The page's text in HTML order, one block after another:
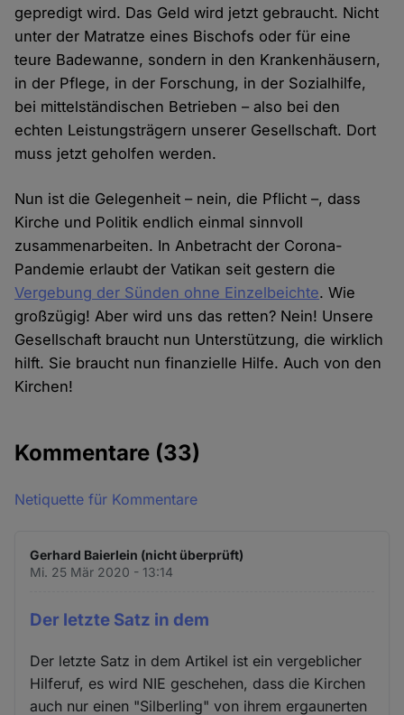
gepredigt wird. Das Geld wird jetzt gebraucht. Nicht
unter der Matratze eines Bischofs oder für eine
teure Badewanne, sondern in den Krankenhäusern,
in der Pflege, in der Forschung, in der Sozialhilfe,
bei mittelständischen Betrieben – also bei den
echten Leistungsträgern unserer Gesellschaft. Dort
muss jetzt geholfen werden.
Nun ist die Gelegenheit – nein, die Pflicht –, dass
Kirche und Politik endlich einmal sinnvoll
zusammenarbeiten. In Anbetracht der Corona-
Pandemie erlaubt der Vatikan seit gestern die
Vergebung der Sünden ohne Einzelbeichte. Wie
großzügig! Aber wird uns das retten? Nein! Unsere
Gesellschaft braucht nun Unterstützung, die wirklich
hilft. Sie braucht nun finanzielle Hilfe. Auch von den
Kirchen!
Kommentare (33)
Netiquette für Kommentare
Gerhard Baierlein (nicht überprüft)
Mi. 25 Mär 2020 - 13:14
Der letzte Satz in dem
Der letzte Satz in dem Artikel ist ein vergeblicher
Hilferuf, es wird NIE geschehen, dass die Kirchen
auch nur einen "Silberling" von ihrem ergaunerten